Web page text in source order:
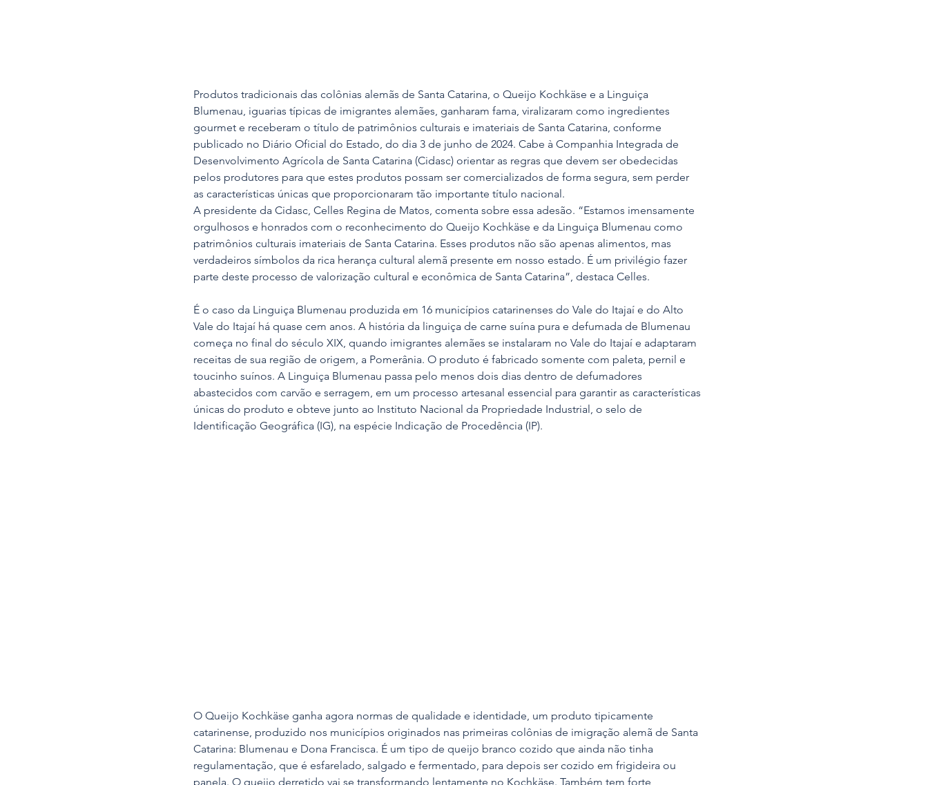
Produtos tradicionais das colônias alemãs de Santa Catarina, o Queijo Kochkäse e a Linguiça
Blumenau, iguarias típicas de imigrantes alemães, ganharam fama, viralizaram como ingredientes
gourmet e receberam o título de patrimônios culturais e imateriais de Santa Catarina, conforme
publicado no Diário Oficial do Estado, do dia 3 de junho de 2024. Cabe à Companhia Integrada de
Desenvolvimento Agrícola de Santa Catarina (Cidasc) orientar as regras que devem ser obedecidas
pelos produtores para que estes produtos possam ser comercializados de forma segura, sem perder
as características únicas que proporcionaram tão importante título nacional.
A presidente da Cidasc, Celles Regina de Matos, comenta sobre essa adesão. “Estamos imensamente
orgulhosos e honrados com o reconhecimento do Queijo Kochkäse e da Linguiça Blumenau como
patrimônios culturais imateriais de Santa Catarina. Esses produtos não são apenas alimentos, mas
verdadeiros símbolos da rica herança cultural alemã presente em nosso estado. É um privilégio fazer
parte deste processo de valorização cultural e econômica de Santa Catarina”, destaca Celles.
É o caso da Linguiça Blumenau produzida em 16 municípios catarinenses do Vale do Itajaí e do Alto
Vale do Itajaí há quase cem anos. A história da linguiça de carne suína pura e defumada de Blumenau
começa no final do século XIX, quando imigrantes alemães se instalaram no Vale do Itajaí e adaptaram
receitas de sua região de origem, a Pomerânia. O produto é fabricado somente com paleta, pernil e
toucinho suínos. A Linguiça Blumenau passa pelo menos dois dias dentro de defumadores
abastecidos com carvão e serragem, em um processo artesanal essencial para garantir as características
únicas do produto e obteve junto ao Instituto Nacional da Propriedade Industrial, o selo de
Identificação Geográfica (IG), na espécie Indicação de Procedência (IP).
O Queijo Kochkäse ganha agora normas de qualidade e identidade, um produto tipicamente
catarinense, produzido nos municípios originados nas primeiras colônias de imigração alemã de Santa
Catarina: Blumenau e Dona Francisca. É um tipo de queijo branco cozido que ainda não tinha
regulamentação, que é esfarelado, salgado e fermentado, para depois ser cozido em frigideira ou
panela. O queijo derretido vai se transformando lentamente no Kochkäse. Também tem forte